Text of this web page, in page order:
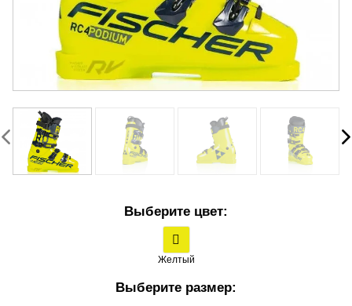
Выберите цвет:
Желтый
Выберите размер: